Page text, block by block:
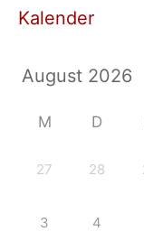
Kalender
M D
27 28
3 4